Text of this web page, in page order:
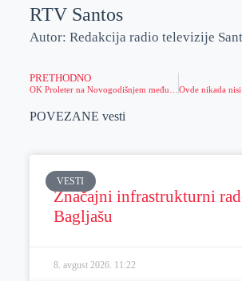
RTV Santos
Autor: Redakcija radio televizije
PRETHODNO
POVEZANE vesti
VESTI
Značajni infrastrukturni
Bagljašu
8. avgust 2026. 11:22